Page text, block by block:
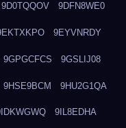
9D0TQQOV 9DFN8WE0
9EYVNRDY
9GPGCFCS 9GSLIJ08
9HSE9BCM 9HU2G1QA
9IL8EDHA